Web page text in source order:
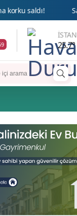
Sayın Münih